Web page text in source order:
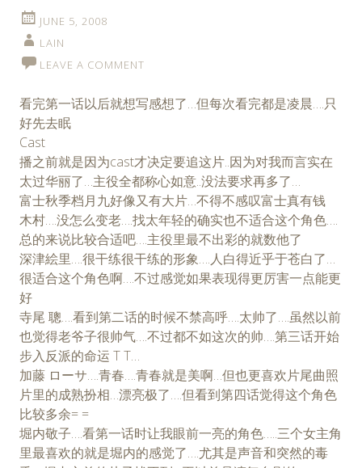
JUNE 5, 2008
LAIN
LEAVE A COMMENT
看完第一话以后就想写感想了…但每次看完都是凌晨….只
好先去眠
Cast
播之前就是因为cast才决定要追这片..因为对我而言实在
太过华丽了…主役全都称心如意..没法要求再多了…
富士秋季档月九好像又有大片…不得不感叹富士真有钱
木村….没怎么变老….找太年轻的确实也不适合这个角色….
总的来说比较合适吧….主役里最不出彩的就数他了
深津絵里….很干练很干练的形象….人白得近乎于苍白了…
很适合这个角色啊….不过感觉如果表现得更厉害一点能更
好
寺尾 聰….看到第二话的时候不禁高呼….太帅了….虽然以前
也觉得老爷子很帅气….不过都不如这次的帅….第三话开始
步入反派的命运 T T…
加藤 ローサ….青春….青春就是美啊…但也更喜欢片尾曲照
片里的成熟扮相…漂亮极了….但看到第四话觉得这个角色
比较多余= =
堀内敬子….看第一话时让我眼前一亮的角色…..三个女主角
里最喜欢的就是堀内的感觉了….尤其是声音和突然的毒